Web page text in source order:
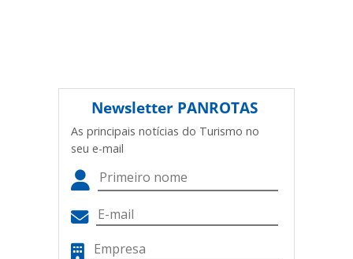
Newsletter PANROTAS
As principais notícias do Turismo no
seu e-mail